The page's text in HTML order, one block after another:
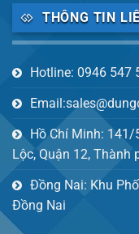
THÔNG TIN
Hotline: 0946 547
Hồ Chí Minh:
Lộc, Quận 12, Thành
Đồng Nai: Khu
Đồng Nai